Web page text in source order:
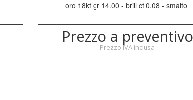
oro 18kt gr 14.00 - brill ct 0.08 - smalto
Prezzo a preventivo
Prezzo IVA inclusa